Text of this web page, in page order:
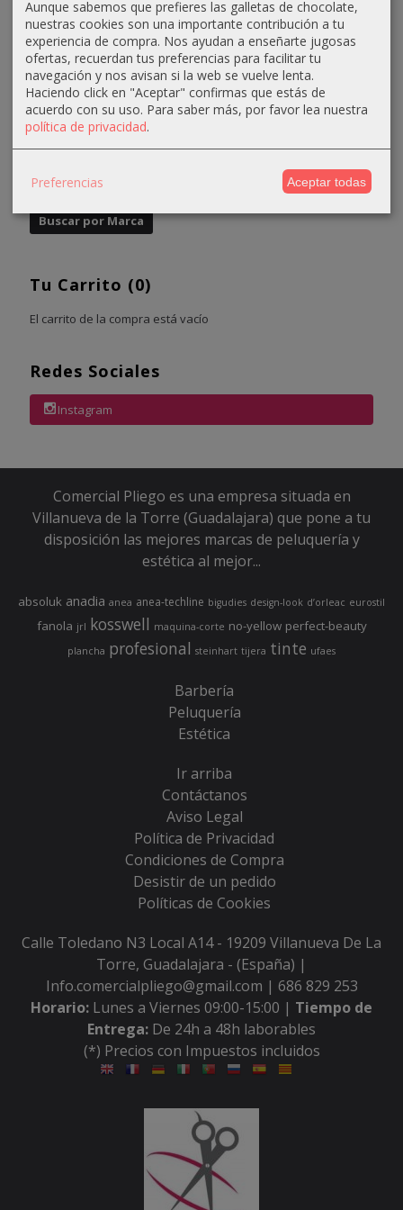
Marcas
Tu Carrito (0)
El carrito de la compra está vacío
Redes Sociales
Instagram
Comercial Pliego es una empresa situada en
Villanueva de la Torre (Guadalajara) que pone a tu
disposición las mejores marcas de peluquería y
estética al mejor...
absoluk anadia anea anea-techline bigudies design-look d’orleac eurostil
fanola jrl kosswell maquina-corte no-yellow perfect-beauty
plancha profesional steinhart tijera tinte ufaes
Barbería
Peluquería
Estética
Ir arriba
Contáctanos
Aviso Legal
Política de Privacidad
Condiciones de Compra
Desistir de un pedido
Políticas de Cookies
Calle Toledano N3 Local A14 - 19209 Villanueva De La
Torre, Guadalajara - (España) |
Info.comercialpliego@gmail.com | 686 829 253
Horario: Lunes a Viernes 09:00-15:00 | Tiempo de
Entrega: De 24h a 48h laborables
(*) Precios con Impuestos incluidos
Aunque sabemos que prefieres las galletas de chocolate,
nuestras cookies son una importante contribución a tu
experiencia de compra. Nos ayudan a enseñarte jugosas
ofertas, recuerdan tus preferencias para facilitar tu
navegación y nos avisan si la web se vuelve lenta.
Haciendo click en "Aceptar" confirmas que estás de
acuerdo con su uso. Para saber más, por favor lea nuestra
política de privacidad.
Preferencias Aceptar todas